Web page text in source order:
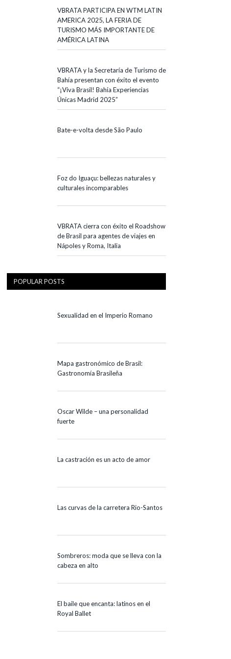
VBRATA PARTICIPA EN WTM LATIN
AMERICA 2025, LA FERIA DE
TURISMO MÁS IMPORTANTE DE
AMÉRICA LATINA
VBRATA y la Secretaría de Turismo de
Bahía presentan con éxito el evento
“¡Viva Brasil! Bahía Experiencias
Únicas Madrid 2025”
Bate-e-volta desde São Paulo
Foz do Iguaçu: bellezas naturales y
culturales incomparables
VBRATA cierra con éxito el Roadshow
de Brasil para agentes de viajes en
Nápoles y Roma, Italia
POPULAR POSTS
Sexualidad en el Imperio Romano
Mapa gastronómico de Brasil:
Gastronomía Brasileña
Oscar Wilde – una personalidad
fuerte
La castración es un acto de amor
Las curvas de la carretera Rio-Santos
Sombreros: moda que se lleva con la
cabeza en alto
El baile que encanta: latinos en el
Royal Ballet